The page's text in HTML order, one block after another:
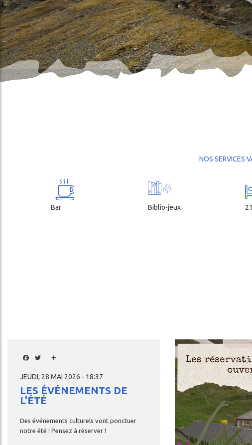
LE REFUGE EST
NOS SERVICES
Bar Biblio-jeux
Facebook
Twitter
JEUDI, 28 MAI 2026 - 18:37
LES ÉVÉNEMENTS DE
L'ÉTÉ
Des événements culturels vont ponctuer
notre été ! Pensez à réserver !
Image